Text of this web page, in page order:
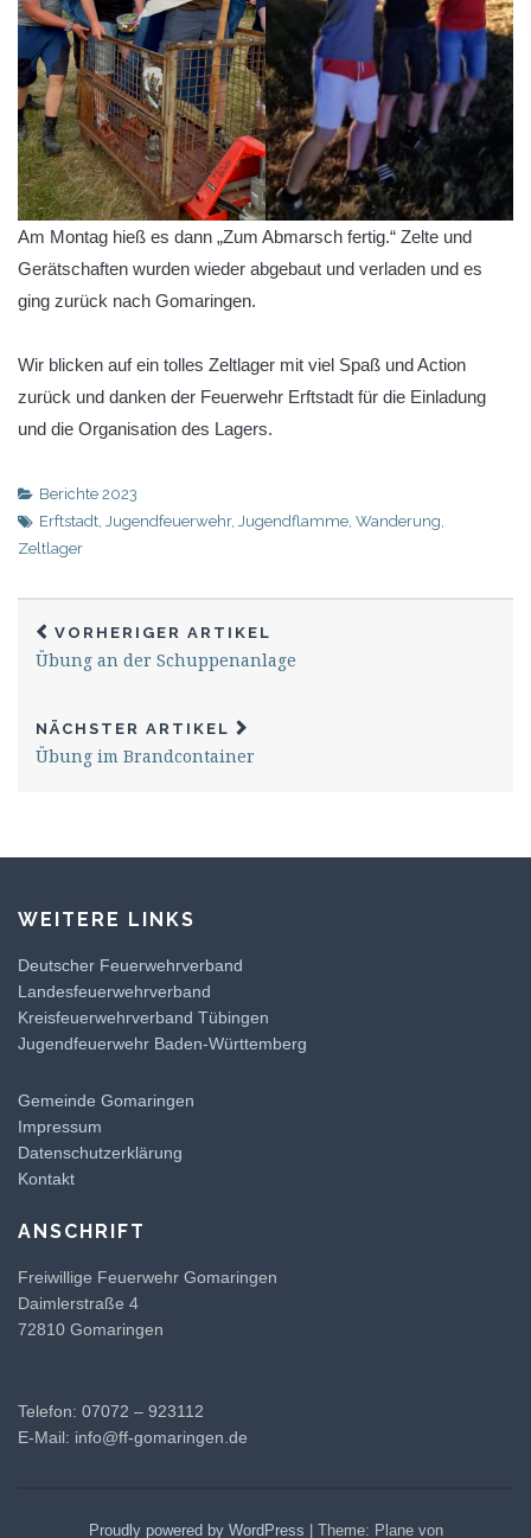
Am Montag hieß es dann „Zum Abmarsch fertig.“ Zelte und
Gerätschaften wurden wieder abgebaut und verladen und es
ging zurück nach Gomaringen.
Wir blicken auf ein tolles Zeltlager mit viel Spaß und Action
zurück und danken der Feuerwehr Erftstadt für die Einladung
und die Organisation des Lagers.
Berichte 2023
Erftstadt, Jugendfeuerwehr, Jugendflamme, Wanderung,
Zeltlager
VORHERIGER ARTIKEL
Übung an der Schuppenanlage
NÄCHSTER ARTIKEL
Übung im Brandcontainer
WEITERE LINKS
Deutscher Feuerwehrverband
Landesfeuerwehrverband
Kreisfeuerwehrverband Tübingen
Jugendfeuerwehr Baden-Württemberg
Gemeinde Gomaringen
Impressum
Datenschutzerklärung
Kontakt
ANSCHRIFT
Freiwillige Feuerwehr Gomaringen
Daimlerstraße 4
72810 Gomaringen
Telefon: 07072 – 923112
E-Mail: info@ff-gomaringen.de
Proudly powered by WordPress Theme: Plane von